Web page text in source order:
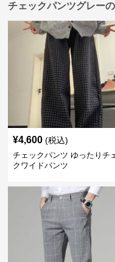
チェックパンツグレー
¥4,600 (税込)
チェックパンツ ゆったりチ
クワイドパンツ